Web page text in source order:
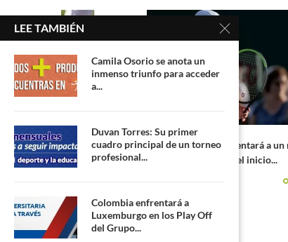
se
Daniel Galán enfrentará a un rival
español en el inicio...
Camila
LEE TAMBIÉN
Camila Osorio se anota un
inmenso triunfo para acceder
a...
Duvan Torres: Su primer
cuadro principal de un torneo
profesional...
Colombia enfrentará a
Luxemburgo en los Play Off
del Grupo...